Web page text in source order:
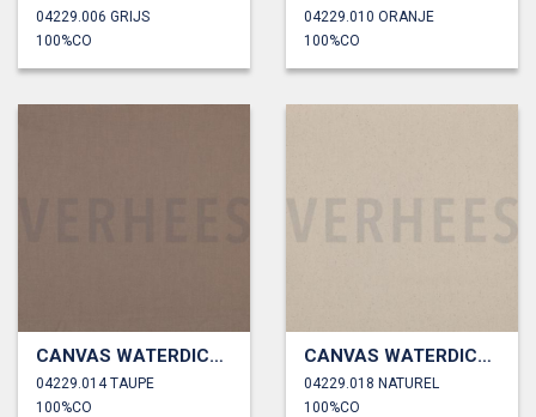
04229.006 GRIJS
100%CO
04229.010 ORANJE
100%CO
CANVAS WATERDICHT
04229.014 TAUPE
100%CO
CANVAS WATERDICHT
04229.018 NATUREL
100%CO